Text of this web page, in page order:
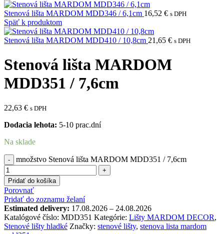
Stenová lišta MARDOM MDD346 / 6,1cm 16,52 € s DPH
Späť k produktom
Stenová lišta MARDOM MDD410 / 10,8cm 21,65 € s DPH
Stenová lišta MARDOM
MDD351 / 7,6cm
22,63 € s DPH
Dodacia lehota: 5-10 prac.dní
Na sklade
množstvo Stenová lišta MARDOM MDD351 / 7,6cm
Pridať do košíka
Porovnať
Pridať do zoznamu želaní
Estimated delivery: 17.08.2026 – 24.08.2026
Katalógové číslo: MDD351 Kategórie: Lišty MARDOM DECOR,
Stenové lišty hladké Značky: stenové lišty, stenova lista mardom